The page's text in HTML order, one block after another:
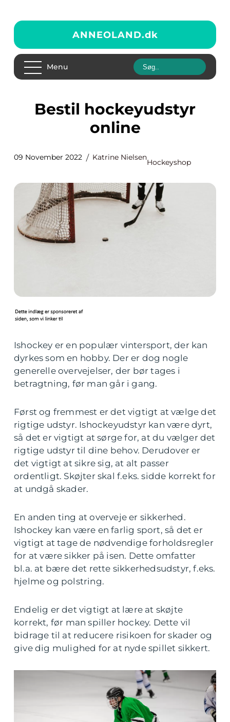
ANNEOLAND.dk
Menu
Bestil hockeyudstyr
online
09 November 2022 Katrine Nielsen
Hockeyshop
Ishockey er en populær vintersport, der kan
dyrkes som en hobby. Der er dog nogle
generelle overvejelser, der bør tages i
betragtning, før man går i gang.
Først og fremmest er det vigtigt at vælge det
rigtige udstyr. Ishockeyudstyr kan være dyrt,
så det er vigtigt at sørge for, at du vælger det
rigtige udstyr til dine behov. Derudover er
det vigtigt at sikre sig, at alt passer
ordentligt. Skøjter skal f.eks. sidde korrekt for
at undgå skader.
En anden ting at overveje er sikkerhed.
Ishockey kan være en farlig sport, så det er
vigtigt at tage de nødvendige forholdsregler
for at være sikker på isen. Dette omfatter
bl.a. at bære det rette sikkerhedsudstyr, f.eks.
hjelme og polstring.
Endelig er det vigtigt at lære at skøjte
korrekt, før man spiller hockey. Dette vil
bidrage til at reducere risikoen for skader og
give dig mulighed for at nyde spillet sikkert.